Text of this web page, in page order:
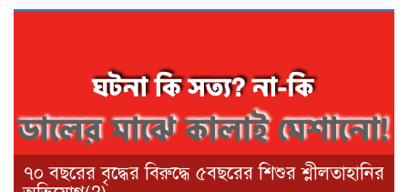
৭০ বছরের বৃদ্ধের বিরুদ্ধে ৫বছরের শিশুর শ্লীলতাহানির